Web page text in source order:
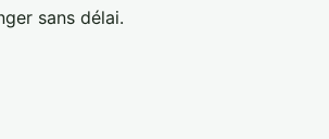
sans délai.